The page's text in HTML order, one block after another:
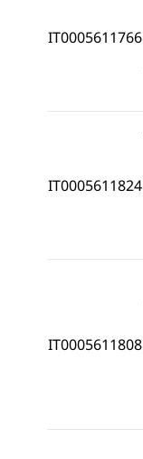
IT0005611766
IT0005611824
IT0005611808